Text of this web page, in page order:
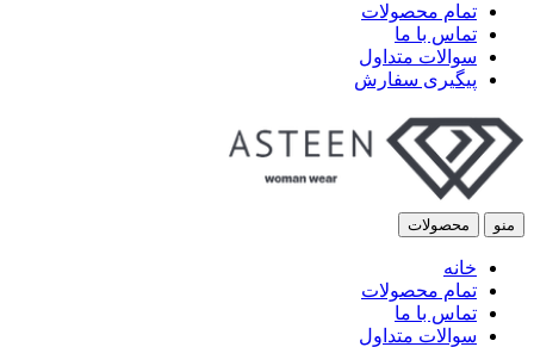
تمام محصولات
تماس با ما
سوالات متداول
پیگیری سفارش
منو محصولات
خانه
تمام محصولات
تماس با ما
سوالات متداول